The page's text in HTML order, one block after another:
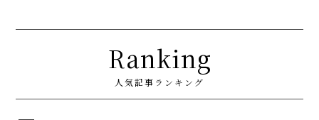
Ranking
人気記事ランキング